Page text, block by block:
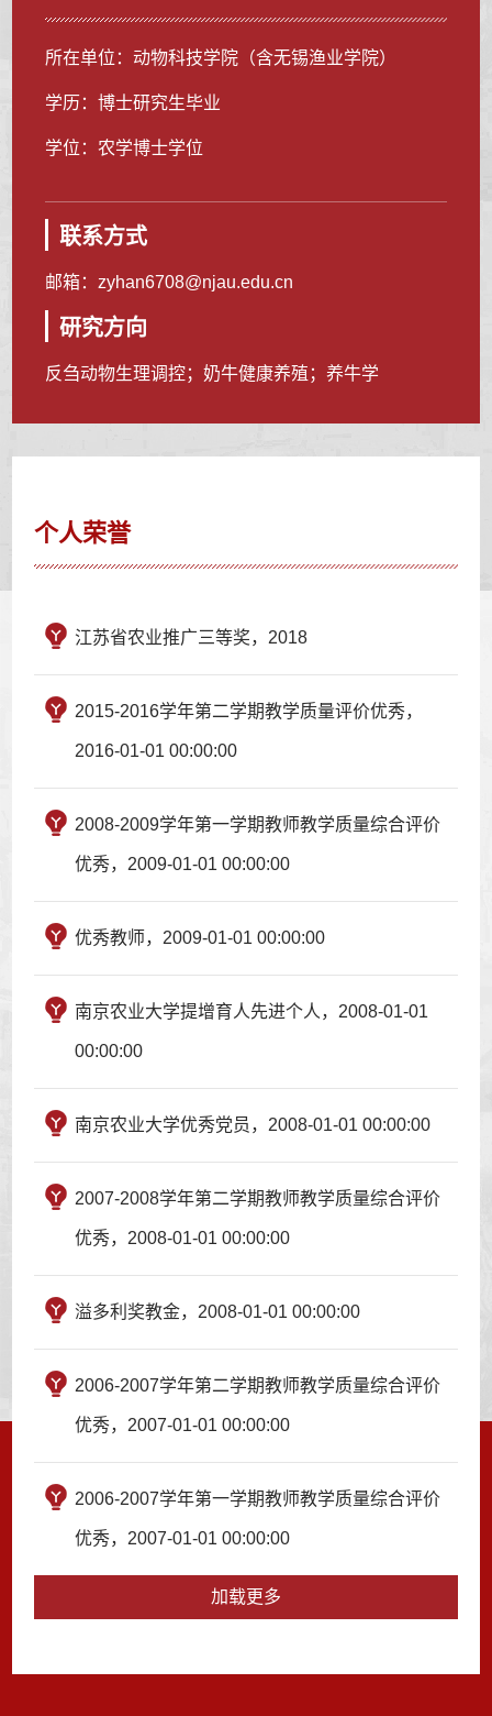
所在单位：动物科技学院（含无锡渔业学院）
学历：博士研究生毕业
学位：农学博士学位
联系方式
邮箱： zyhan6708@njau.edu.cn
研究方向
反刍动物生理调控；奶牛健康养殖；养牛学
个人荣誉
江苏省农业推广三等奖，2018
2015-2016学年第二学期教学质量评价优秀，
2016-01-01 00:00:00
2008-2009学年第一学期教师教学质量综合评价
优秀，2009-01-01 00:00:00
优秀教师，2009-01-01 00:00:00
南京农业大学提增育人先进个人，2008-01-01
00:00:00
南京农业大学优秀党员，2008-01-01 00:00:00
2007-2008学年第二学期教师教学质量综合评价
优秀，2008-01-01 00:00:00
溢多利奖教金，2008-01-01 00:00:00
2006-2007学年第二学期教师教学质量综合评价
优秀，2007-01-01 00:00:00
2006-2007学年第一学期教师教学质量综合评价
优秀，2007-01-01 00:00:00
加载更多